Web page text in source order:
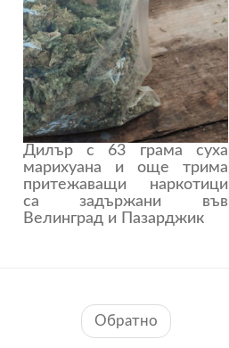
Дилър с 63 грама суха
марихуана и още трима
притежаващи наркотици
са задържани във
Велинград и Пазарджик
Обратно